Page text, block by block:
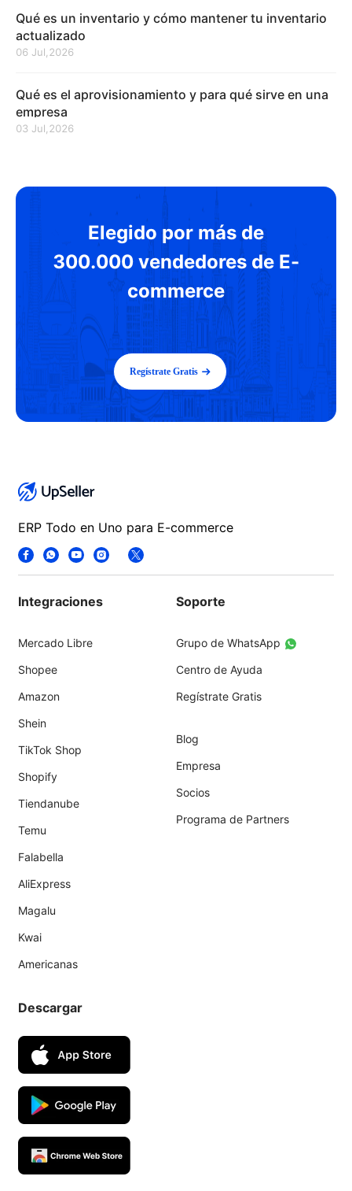
Qué es un inventario y cómo mantener tu inventario
actualizado
06 Jul,2026
Qué es el aprovisionamiento y para qué sirve en una
empresa
03 Jul,2026
Elegido por más de
300.000 vendedores de E-
commerce
Regístrate Gratis
ERP Todo en Uno para E-commerce
Integraciones
Mercado Libre
Shopee
Amazon
Shein
TikTok Shop
Shopify
Tiendanube
Temu
Falabella
AliExpress
Magalu
Kwai
Americanas
Soporte
Grupo de WhatsApp
Centro de Ayuda
Regístrate Gratis
Blog
Empresa
Socios
Programa de Partners
Descargar